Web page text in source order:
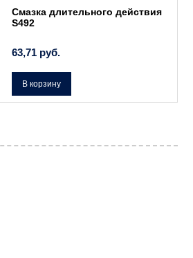
Смазка длительного действия
S492
63,71 руб.
В корзину